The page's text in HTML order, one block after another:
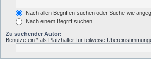
Nach allen Begriffen suchen oder Suche wie
Nach einem Begriff suchen
Zu suchender Autor:
Benutze ein * als Platzhalter für teilweise